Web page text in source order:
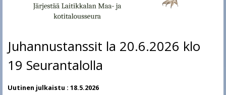
Juhannustanssit la 20.6.2026 klo
19 Seurantalolla
Uutinen julkaistu : 18.5.2026